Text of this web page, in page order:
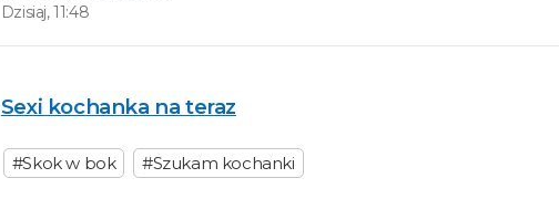
Dzisiaj, 11:48
Sexi kochanka na teraz
#Skok w bok #Szukam kochanki